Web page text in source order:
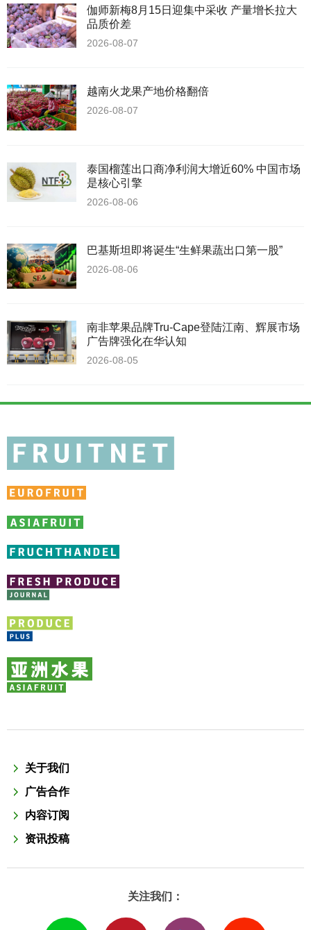
伽师新梅8月15日迎集中采收 产量增长拉大
品质价差
2026-08-07
越南火龙果产地价格翻倍
2026-08-07
泰国榴莲出口商净利润大增近60% 中国市场
是核心引擎
2026-08-06
巴基斯坦即将诞生“生鲜果蔬出口第一股”
2026-08-06
南非苹果品牌Tru-Cape登陆江南、辉展市场
广告牌强化在华认知
2026-08-05
关于我们
广告合作
内容订阅
资讯投稿
关注我们：